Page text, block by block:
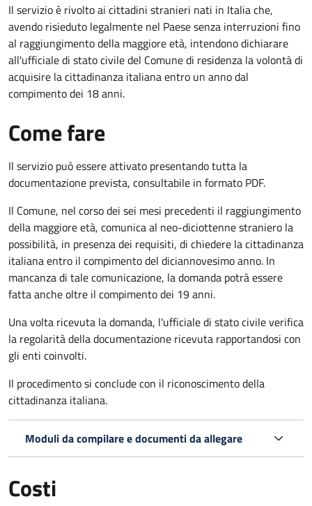
Il servizio è rivolto ai cittadini stranieri nati in Italia che,
avendo risieduto legalmente nel Paese senza interruzioni fino
al raggiungimento della maggiore età, intendono dichiarare
all'ufficiale di stato civile del Comune di residenza la volontà di
acquisire la cittadinanza italiana entro un anno dal
compimento dei 18 anni.
Come fare
Il servizio può essere attivato presentando tutta la
documentazione prevista, consultabile in formato PDF.
Il Comune, nel corso dei sei mesi precedenti il raggiungimento
della maggiore età, comunica al neo-diciottenne straniero la
possibilità, in presenza dei requisiti, di chiedere la cittadinanza
italiana entro il compimento del diciannovesimo anno. In
mancanza di tale comunicazione, la domanda potrà essere
fatta anche oltre il compimento dei 19 anni.
Una volta ricevuta la domanda, l'ufficiale di stato civile verifica
la regolarità della documentazione ricevuta rapportandosi con
gli enti coinvolti.
Il procedimento si conclude con il riconoscimento della
cittadinanza italiana.
Moduli da compilare e documenti da allegare
Costi